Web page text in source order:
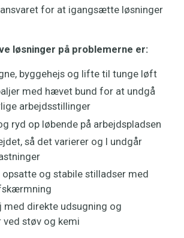
for at igangsætte løsninger
løsninger på problemerne er:
byggehejs og lifte til tunge løft
med hævet bund for at undgå
arbejdsstillinger
ryd op løbende på arbejdspladsen
så det varierer og I undgår
opsatte og stabile stilladser med
direkte udsugning og
støv og kemi